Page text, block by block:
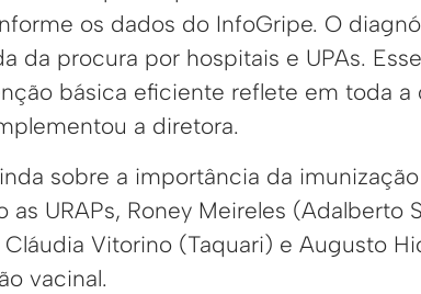
os dados do InfoGripe. O
da procura por hospitais e UPAs.
básica eficiente reflete em toda a
a diretora.
sobre a importância da
URAPs, Roney Meireles (Adalberto
Vitorino (Taquari) e Augusto
vacinal.